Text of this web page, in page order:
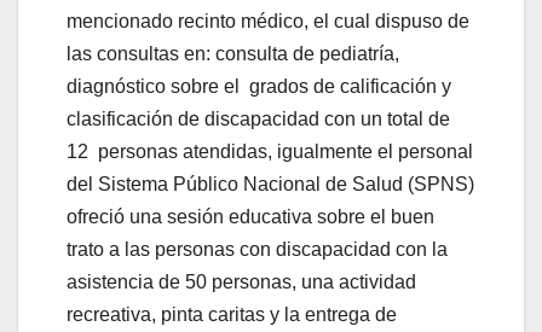
mencionado recinto médico, el cual dispuso de
las consultas en: consulta de pediatría,
diagnóstico sobre el grados de calificación y
clasificación de discapacidad con un total de
12 personas atendidas, igualmente el personal
del Sistema Público Nacional de Salud (SPNS)
ofreció una sesión educativa sobre el buen
trato a las personas con discapacidad con la
asistencia de 50 personas, una actividad
recreativa, pinta caritas y la entrega de